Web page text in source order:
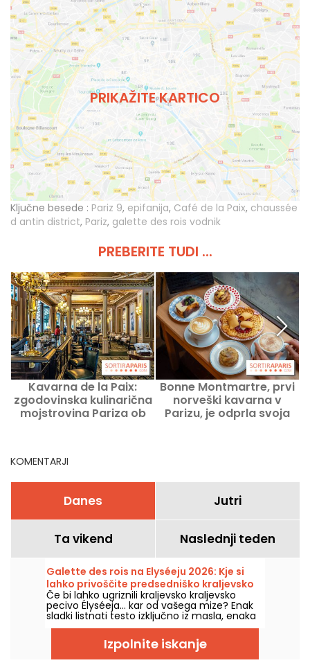
PRIKAŽITE KARTICO
Ključne besede : Pariz 9, epifanija, Café de la Paix, chaussée
d antin district, Pariz, galette des rois vodnik
PREBERITE TUDI ...
Kavarna de la Paix:
zgodovinska kulinarična
mojstrovina Pariza ob
Bonne Montmartre, prvi
norveški kavarna v
Parizu, je odprla svoja
KOMENTARJI
Danes Jutri
Ta vikend Naslednji teden
Galette des rois na Elyséeju 2026: Kje si
lahko privoščite predsedniško kraljevsko
pito v družinski različici? - fotografije
Če bi lahko ugriznili kraljevsko kraljevsko
pecivo Élyséeja... kar od vašega mize? Enak
sladki listnati testo izključno iz masla, enaka
domača frangipane, tokrat pa z žigom za
vsakogar, da postane kralj ali kraljica za
trenutek. Na voljo je v družinski različici v
domači pekarni v 15. okrožju, zvesto receptu,
Izpolnite iskanje